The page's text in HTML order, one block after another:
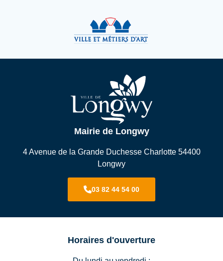
Mairie de Longwy
4 Avenue de la Grande Duchesse Charlotte 54400
Longwy
03 82 44 54 00
Horaires d'ouverture